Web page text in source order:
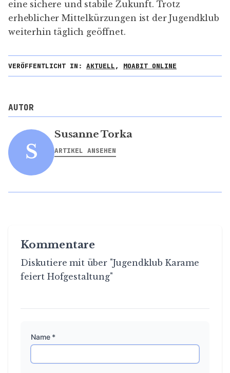
eine sichere und stabile Zukunft. Trotz
erheblicher Mittelkürzungen ist der Jugendklub
weiterhin täglich geöffnet.
VERÖFFENTLICHT IN: AKTUELL, MOABIT ONLINE
AUTOR
S
Susanne Torka
ARTIKEL ANSEHEN
Kommentare
Diskutiere mit über "Jugendklub Karame
feiert Hofgestaltung"
Name *